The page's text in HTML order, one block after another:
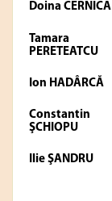
Doina CERNICA
Tamara
PERETEATCU
Ion HADÂRCĂ
Constantin
ŞCHIOPU
Ilie ŞANDRU